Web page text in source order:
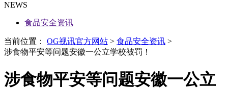
NEWS
食品安全资讯
当前位置： OG视讯官方网站 > 食品安全资讯 >
涉食物平安等问题安徽一公立学校被罚！
涉食物平安等问题安徽一公立